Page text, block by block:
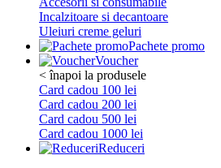
Incalzitoare si decantoare
Uleiuri creme geluri
Pachete promo
Voucher
< înapoi la produsele
Card cadou 100 lei
Card cadou 200 lei
Card cadou 500 lei
Card cadou 1000 lei
Reduceri